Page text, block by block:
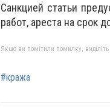
Санкцией статьи
работ, ареста на срок
Якщо ви помітили помилку, виділіть
#кража